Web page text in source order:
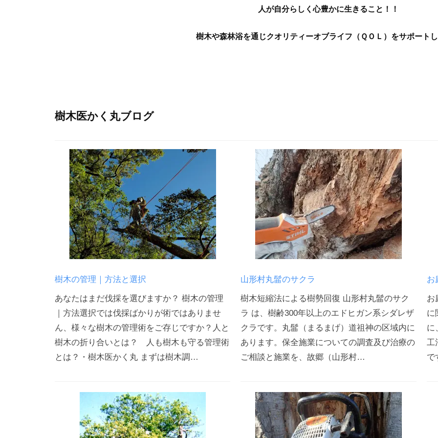
人が自分らしく心豊かに生きること！！
樹木や森林浴を通じクオリティーオブライフ（ＱＯＬ）をサポート
樹木医かく丸ブログ
樹木の管理｜方法と選択
あなたはまだ伐採を選びますか？ 樹木の管理
｜方法選択では伐採ばかりが術ではありませ
ん、様々な樹木の管理術をご存じですか？人と
樹木の折り合いとは？ 人も樹木も守る管理術
とは？・樹木医かく丸 まずは樹木調…
山形村丸髷のサクラ
樹木短縮法による樹勢回復 山形村丸髷のサク
ラ は、樹齢300年以上のエドヒガン系シダレザ
クラです。丸髷（まるまげ）道祖神の区域内に
あります。保全施業についての調査及び治療の
ご相談と施業を、故郷（山形村…
お
お
に
に
工
で